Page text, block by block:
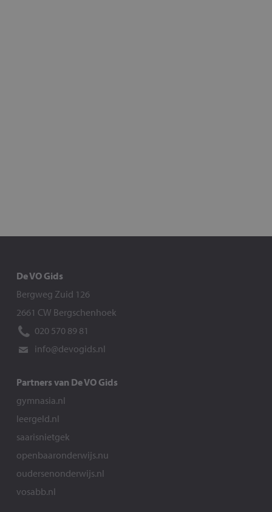
De VO Gids
Bergweg Zuid 126
2661 CW Bergschenhoek
020 570 89 81
info@devogids.nl
Partners van De VO Gids
gymnasia.nl
leergeld.nl
saarisnietgek
openbaaronderwijs.nu
oudersenonderwijs.nl
vosabb.nl